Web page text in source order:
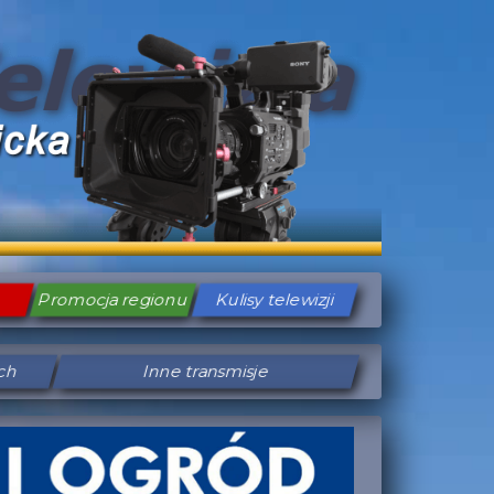
Promocja regionu Kulisy telewizji
Inne transmisje